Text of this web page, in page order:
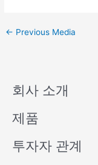
← Previous Media
회사 소개
제품
투자자 관계